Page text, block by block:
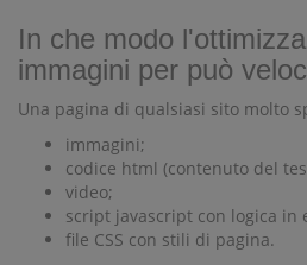
In che modo
immagini per può
Una pagina di qualsiasi sito molto
immagini;
codice html (contenuto del
video;
script javascript con logica in
file CSS con stili di pagina.